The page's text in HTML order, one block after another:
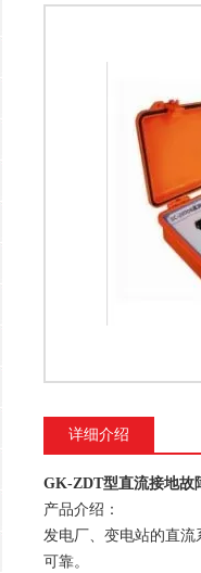
详细介绍
GK-ZDT型直流接地故
产品介绍：
发电厂、变电站的直
可靠。